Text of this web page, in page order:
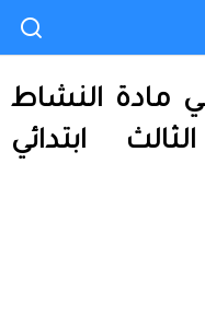
مادة النشاط
ابتدائي